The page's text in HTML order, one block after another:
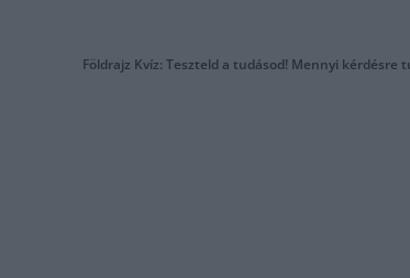
Földrajz Kvíz: Teszteld a tudásod! Mennyi kérdésre